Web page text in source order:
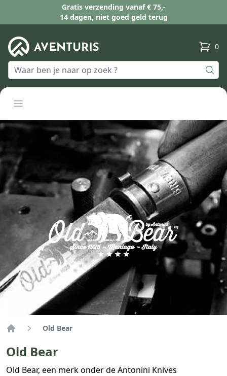
Gratis verzending vanaf € 75,-
14 dagen, niet goed geld terug
0
Open menu
Old Bear
Old Bear
Old Bear, een merk onder de Antonini Knives